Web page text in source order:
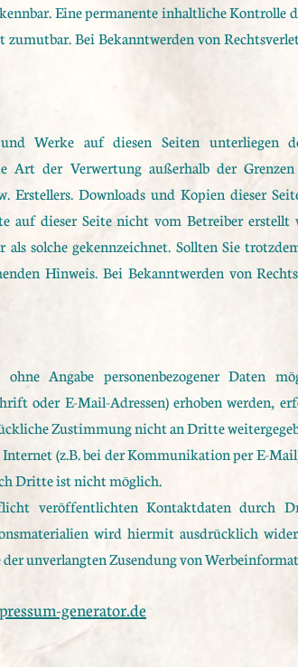
Eine permanente inhaltliche Kontrolle
Bei Bekanntwerden von
Werke auf diesen Seiten unterliegen
Art der Verwertung außerhalb der
Erstellers. Downloads und Kopien dieser
auf dieser Seite nicht vom Betreiber erstellt
solche gekennzeichnet. Sollten Sie
Hinweis. Bei Bekanntwerden von
Angabe personenbezogener Daten
oder E-Mail-Adressen) erhoben werden,
Zustimmung nicht an Dritte
(z.B. bei der Kommunikation per E-
Dritte ist nicht möglich.
veröffentlichten Kontaktdaten durch
wird hiermit ausdrücklich
unverlangten Zusendung von
generator.de